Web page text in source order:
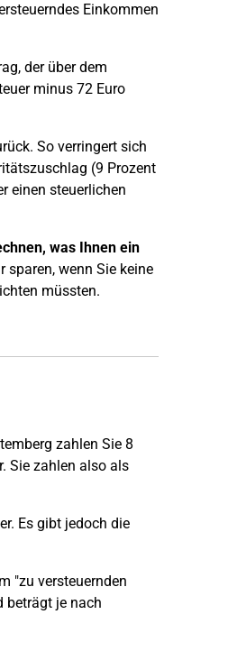
Einkommen
der über dem
minus 72 Euro
So verringert sich
(9 Prozent
einen steuerlichen
was Ihnen ein
sparen, wenn Sie keine
müssten.
zahlen Sie 8
Sie zahlen also als
Es gibt jedoch die
"zu versteuernden
beträgt je nach